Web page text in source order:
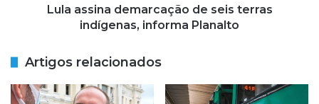
o
d
a
r
c
Lula assina demarcação de seis terras
indígenas, informa Planalto
Artigos relacionados